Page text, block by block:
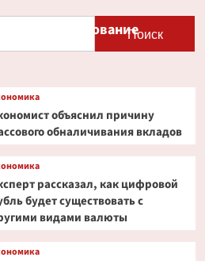
кредитование
объяснил причину
обналичивания вкладов
рассказал, как цифровой
будет существовать с
видами валюты